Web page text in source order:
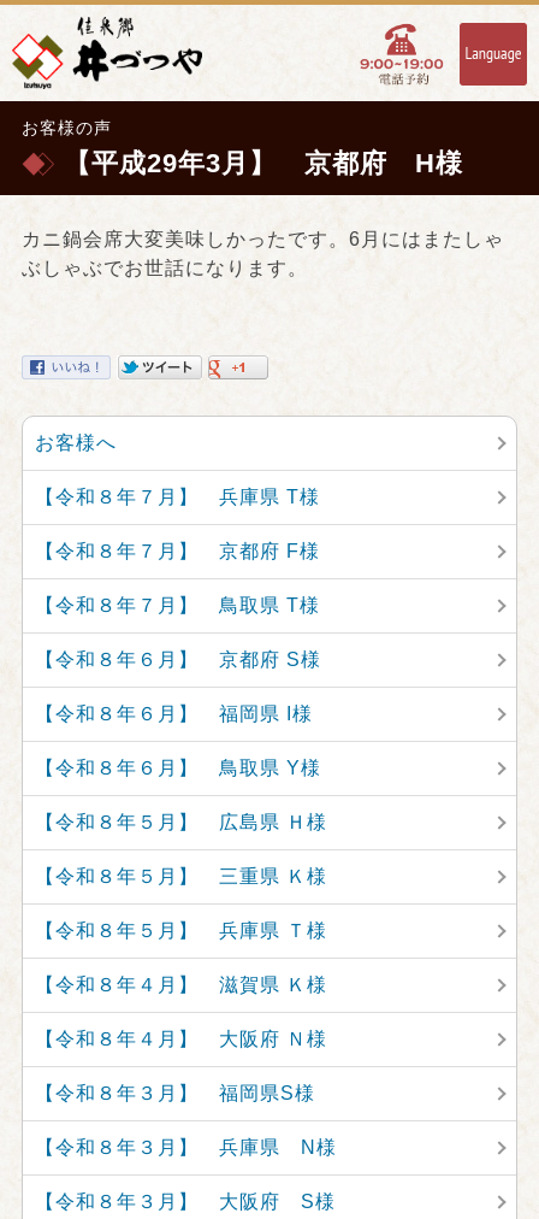
お客様の声
【平成29年3月】 京都府 H様
カニ鍋会席大変美味しかったです。6月にはまたしゃ
ぶしゃぶでお世話になります。
お客様へ
【令和８年７月】 兵庫県 T様
【令和８年７月】 京都府 F様
【令和８年７月】 鳥取県 T様
【令和８年６月】 京都府 S様
【令和８年６月】 福岡県 I様
【令和８年６月】 鳥取県 Y様
【令和８年５月】 広島県 Ｈ様
【令和８年５月】 三重県 Ｋ様
【令和８年５月】 兵庫県 Ｔ様
【令和８年４月】 滋賀県 Ｋ様
【令和８年４月】 大阪府 Ｎ様
【令和８年３月】 福岡県S様
【令和８年３月】 兵庫県 N様
【令和８年３月】 大阪府 S様